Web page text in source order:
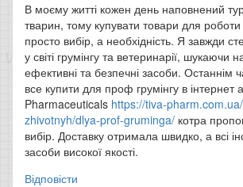
В моєму житті кожен день наповнений
тварин, тому купувати товари для
просто вибір, а необхідність. Я завжди
у світі грумінгу та ветеринарії, шукаючи
ефективні та безпечні засоби. Останнім
все купити для проф грумінгу в інтернет
Pharmaceuticals https://tiva-
zhivotnyh/dlya-prof-gruminga/ котра
вибір. Доставку отримала швидко, а всі
засоби високої якості.
Відповісти